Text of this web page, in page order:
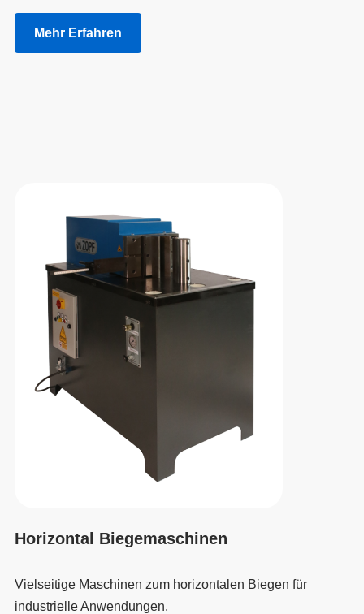
Mehr Erfahren
Horizontal Biegemaschinen
Vielseitige Maschinen zum horizontalen Biegen für
industrielle Anwendungen.